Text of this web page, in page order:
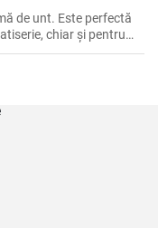
de unt. Este perfectă
chiar și pentru